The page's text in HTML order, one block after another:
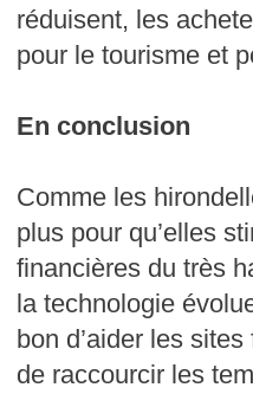
réduisent, les
pour le tourisme et
En conclusion
Comme les
plus pour qu’elles
financières du très
la technologie
bon d’aider les
de raccourcir les